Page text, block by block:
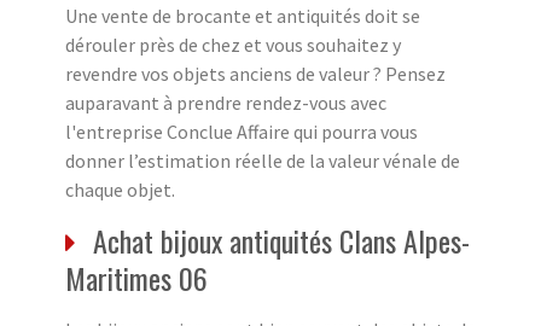
Une vente de brocante et antiquités doit se
dérouler près de chez et vous souhaitez y
revendre vos objets anciens de valeur ? Pensez
auparavant à prendre rendez-vous avec
l'entreprise Conclue Affaire qui pourra vous
donner l’estimation réelle de la valeur vénale de
chaque objet.
Achat bijoux antiquités Clans Alpes-
Maritimes 06